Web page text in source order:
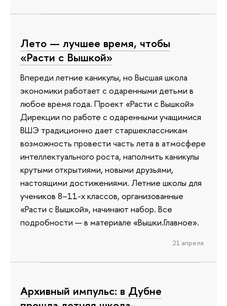
Лето — лучшее время, чтобы
«Расти с Вышкой»
Впереди летние каникулы, но Высшая школа
экономики работает с одаренными детьми в
любое время года. Проект «Расти с Вышкой»
Дирекции по работе с одаренными учащимися
ВШЭ традиционно дает старшеклассникам
возможность провести часть лета в атмосфере
интеллектуального роста, наполнить каникулы
крутыми открытиями, новыми друзьями,
настоящими достижениями. Летние школы для
учеников 8–11-х классов, организованные
«Расти с Вышкой», начинают набор. Все
подробности — в материале «Вышки.Главное».
21 апреля
Архивный импульс: в Дубне